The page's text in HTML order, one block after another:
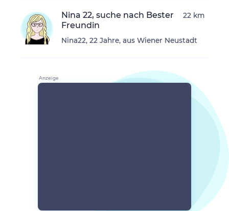
Nina 22, suche nach Bester
Freundin
Nina22, 22 Jahre, aus Wiener Neustadt
22 km